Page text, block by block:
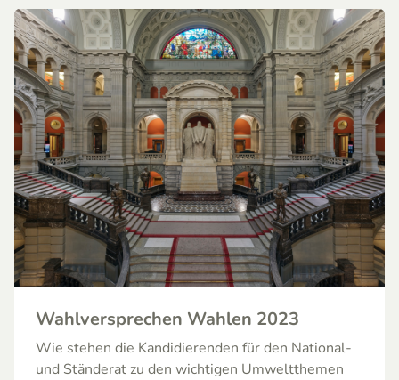
Wahlversprechen Wahlen 2023
Wie stehen die Kandidierenden für den National-
und Ständerat zu den wichtigen Umweltthemen